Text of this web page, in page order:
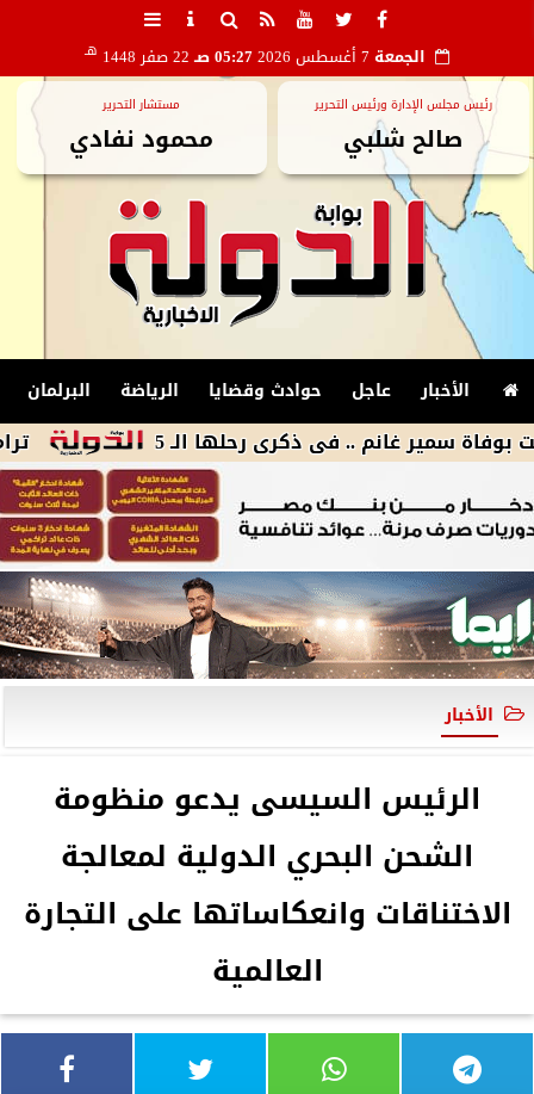
الجمعة 05:27 صـ 22 صفر 1448 هـ
رئيس مجلس الإدارة ورئيس التحرير
صالح شلبي
مستشار التحرير
محمود نفادي
الأخبار عاجل حوادث وقضايا الرياضة البرلمان
ترامب يوقع غانم .. فى ذكرى رحلها الـ 5
الأخبار
الرئيس السيسى يدعو منظومة
الشحن البحري الدولية لمعالجة
الاختناقات وانعكاساتها على التجارة
العالمية